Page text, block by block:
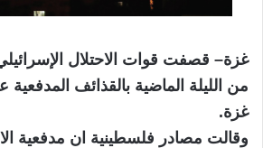
غزة– قصفت قوات الاحتلال
من الليلة الماضية بالقذائف
غزة.
وقالت مصادر فلسطينية ان مدفعية